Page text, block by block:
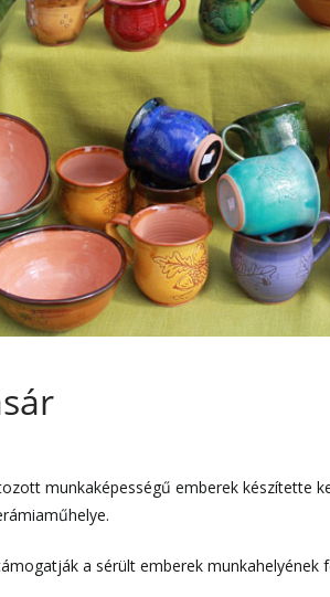
munkaképességű emberek készítette
a sérült emberek munkahelyének